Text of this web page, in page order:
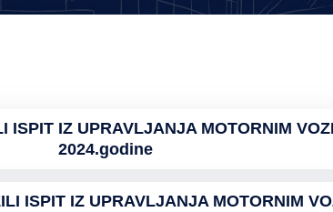
ISPIT IZ UPRAVLJANJA MOTORNIM
2024.godine
ISPIT IZ UPRAVLJANJA MOTORNIM